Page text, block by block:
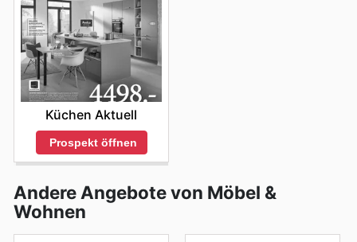
Küchen Aktuell
Prospekt öffnen
Andere Angebote von Möbel &
Wohnen